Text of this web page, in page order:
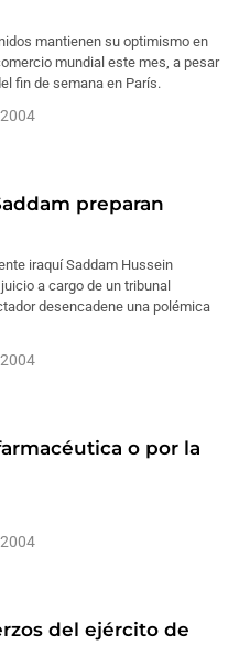
mantienen su optimismo en
mundial este mes, a pesar
fin de semana en París.
preparan
iraquí Saddam Hussein
a cargo de un tribunal
desencadene una polémica
o por la
del ejército de